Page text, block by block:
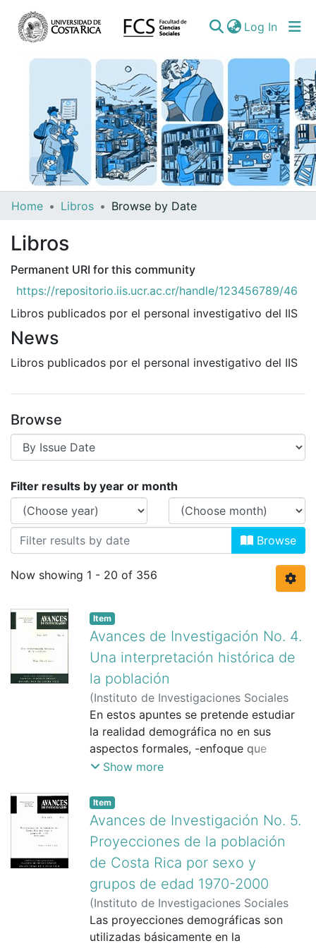
Log In
Communities
Collections
All of DSpace
Home Libros Browse by Date
Libros
Permanent URI for this community
https://repositorio.iis.ucr.ac.cr/handle/123456789/46
Libros publicados por el personal investigativo del IIS
News
Libros publicados por el personal investigativo del IIS
Browse
Browsing Libros by Issue Date
Filter results by year or month
Browse
Now showing 1 - 20 of 356
Item
Avances de Investigación No. 4.
Una interpretación histórica de
la población
(Instituto de Investigaciones Sociales
(IIS),1975)Dierckxsens, Wim
En estos apuntes se pretende estudiar
la realidad demográfica no en sus
aspectos formales, -enfoque que
estudia la dinámica numérica de las
cualitativas y la interrelación entre
ambos-, sino como una realidad
histórico y concreta producida por el
hombre. 'Como animal y en el simple
plano hiológico, el hombre sólo se
reproduce; pero como el ente
engendrado va a participar de una
colectividad donde el mantenimiento de
la vida está condicionado por un
Show more
Item
Avances de Investigación No. 5.
Proyecciones de la población
de Costa Rica por sexo y
grupos de edad 1970-2000
(Instituto de Investigaciones Sociales
(IIS) ,1975)Schmidt de Rojas, Annabelle
Las proyecciones demográficas son
utilizadas básicamente en la